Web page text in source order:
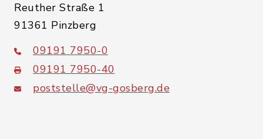
Reuther Straße 1
91361 Pinzberg
09191 7950-0
09191 7950-40
poststelle@vg-gosberg.de